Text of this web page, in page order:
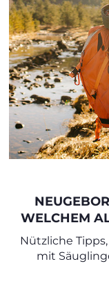
WELCHEM
Nützliche
mit